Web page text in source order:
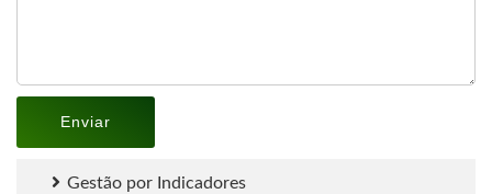
Gestão por Indicadores